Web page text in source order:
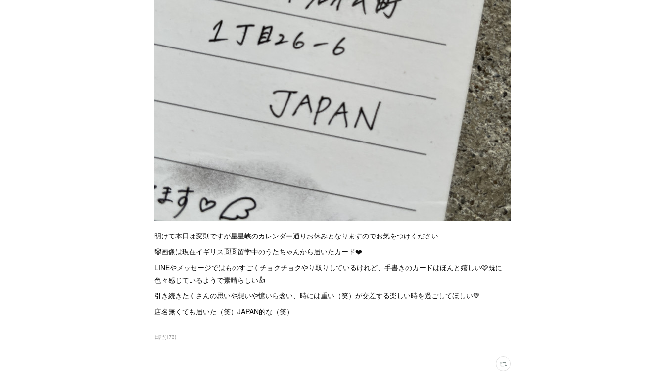
明けて本日は変則ですが星星峡のカレンダー通りお休みとなりますのでお気をつけください
🤡画像は現在イギリス🇬🇧留学中のうたちゃんから届いたカード❤️
LINEやメッセージではものすごくチョクチョクやり取りしているけれど、手書きのカードはほんと嬉しい🩷既に
色々感じているようで素晴らしい👍
引き続きたくさんの思いや想いや憶いら念い、時には重い（笑）が交差する楽しい時を過ごしてほしい💚
店名無くても届いた（笑）JAPAN的な（笑）
日記(173)